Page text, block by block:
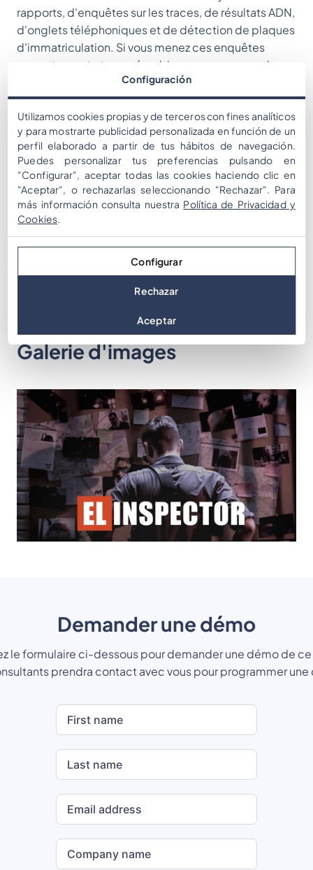
rapports, d'enquêtes sur les traces, de résultats ADN,
d'onglets téléphoniques et de détection de plaques
d'immatriculation. Si vous menez ces enquêtes
correctement et coopérez bien, vous recevrez des
informations sur les suspects potentiels, que vous
interrogerez ensuite et vérifierez lors d'une enquête
sur le terrain. Toute cette affaire représente tout
simplement trop de travail pour faire des recherches
par vous-même, c'est pourquoi vous devez travailler
ensemble et bien répartir les tâches.
Chaque participant peut suivre ses propres indices
trouvés et toutes les découvertes sont partagées.
Vous avez échoué à un devoir et il vous manque des
informations ? Aucun problème! C'est pourquoi vous
êtes quatre ! Assurez-vous ensuite qu'un coéquipier
vous aide davantage en donnant la bonne réponse.
Galerie d'images
Demander une démo
le formulaire ci-dessous pour demander une démo de ce
prendra contact avec vous pour programmer
Configuración
Utilizamos cookies propias y de terceros con fines analíticos
y para mostrarte publicidad personalizada en función de un
perfil elaborado a partir de tus hábitos de navegación.
Puedes personalizar tus preferencias pulsando en
"Configurar", aceptar todas las cookies haciendo clic en
"Aceptar", o rechazarlas seleccionando "Rechazar". Para
más información consulta nuestra Política de Privacidad y
Cookies.
Configurar
Rechazar
Aceptar